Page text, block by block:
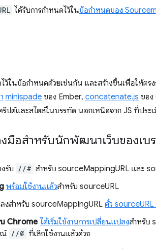
ได้รับการกําหนดไว้ในข้อกําหนดของ
ไว้ในข้อกําหนดด้วยเช่นกัน และสร้างขึ้นเพื่อให้ตร
minispade ของ Ember, concatenate.js ขอ
ริปต์และสไตล์ในบรรทัด นอกเหนือจาก JS ที่ประ
มือสำหรับนักพัฒนาเว็บของเบร
รับ //# สำหรับ sourceMappingURL และ
พร้อมใช้งานแล้วสำหรับ sourceURL
งสำหรับ sourceMappingURL ตั๋ว
Chrome ได้เริ่มใช้งานการเปลี่ยนแปลงสำหรับ
ณ์ //@ ที่เลิกใช้งานแล้วด้วย